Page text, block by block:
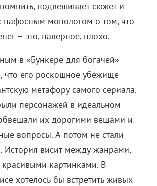
подвешивает сюжет и
пафосным монологом о том, что
– это, наверное, плохо.
в «Бункере для богачей»
что его роскошное убежище
метафору самого сериала.
персонажей в идеальном
их дорогими вещами и
вопросы. А потом не стали
История висит между жанрами,
картинками. В
хотелось бы встретить живых